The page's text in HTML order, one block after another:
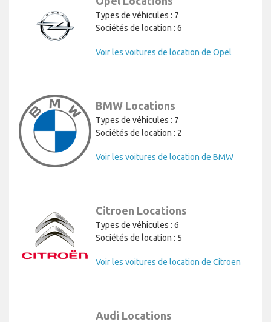
Types de véhicules : 7
Sociétés de location : 6
Voir les voitures de location de Opel
BMW Locations
Types de véhicules : 7
Sociétés de location : 2
Voir les voitures de location de BMW
Citroen Locations
Types de véhicules : 6
Sociétés de location : 5
Voir les voitures de location de Citroen
Audi Locations